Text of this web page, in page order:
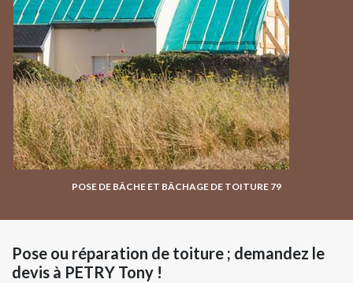
POSE DE BÂCHE ET BÂCHAGE DE TOITURE 79
Pose ou réparation de toiture ; demandez le
devis à PETRY Tony !